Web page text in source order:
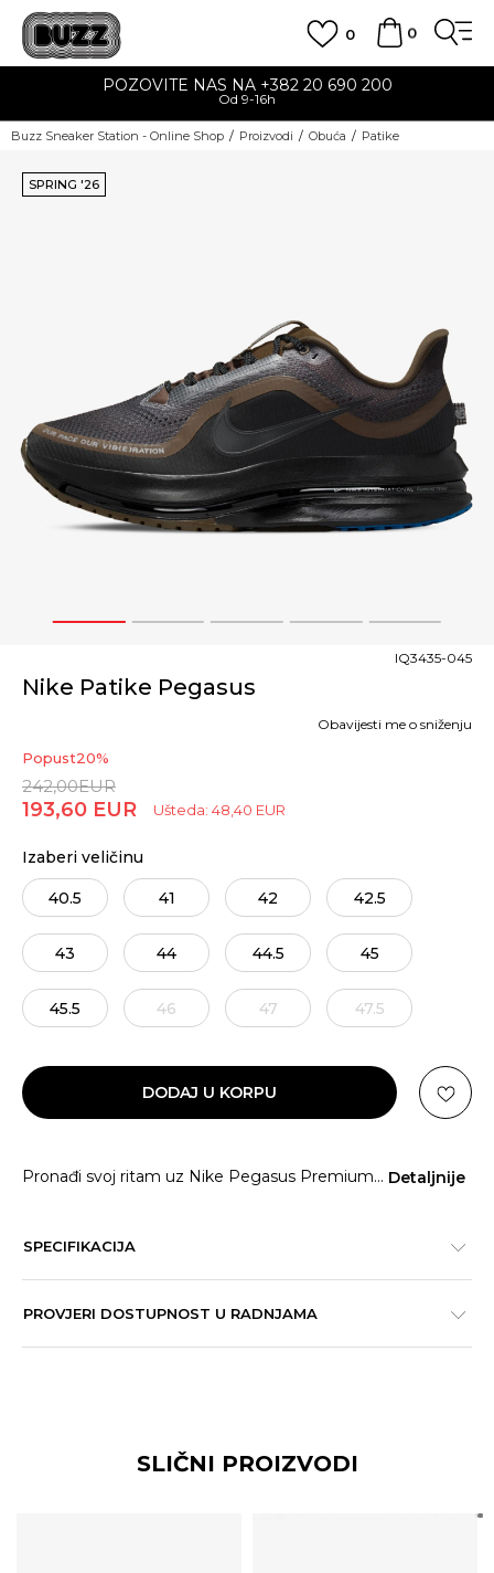
0
0
POZOVITE NAS NA +382 20 690 200
Od 9-16h
Buzz Sneaker Station - Online Shop Proizvodi Obuća Patike
1 2 3 4 5
SPRING '26
Nike Patike Pegasus
IQ3435-045
Popust20%
242,00EUR
193,60 EUR Ušteda: 48,40 EUR
Obavijesti me o sniženju
Izaberi veličinu
40.5 41 42 42.5
43 44 44.5 45
45.5 46 47 47.5
DODAJ U KORPU
Pronađi svoj ritam uz Nike Pegasus Premium... Detaljnije
SPECIFIKACIJA
PROVJERI DOSTUPNOST U RADNJAMA
SLIČNI PROIZVODI